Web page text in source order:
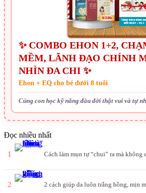
✨ COMBO EHON 1+2,
MỀM, LÃNH ĐẠO CHÍNH
NHÌN ĐA CHI ✨
Ehon + EQ cho bé dưới 8 tuổi
Cùng con học kỹ năng đầu đời thật vui và tự
Đọc nhiều nhất
1 Cách làm mụn tự “chui” ra mà không
2 2 cách giúp da luôn trắng hồng, mịn